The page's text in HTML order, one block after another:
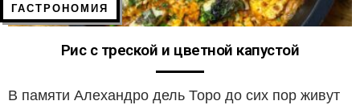
ГАСТРОНОМИЯ
Рис с треской и цветной капустой
В памяти Алехандро дель Торо до сих пор живут